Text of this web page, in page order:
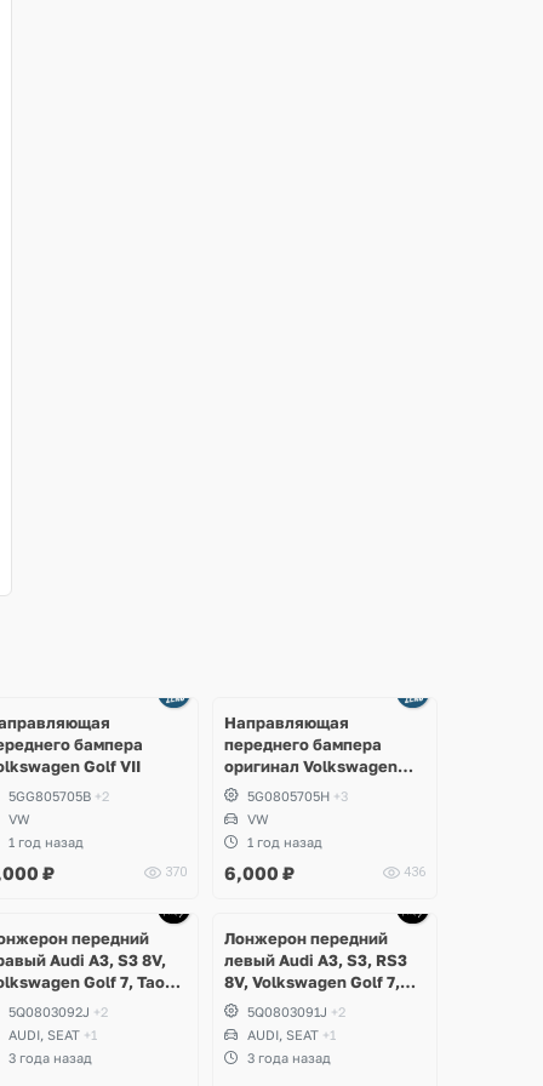
бампера
Golf VII
5GG805705B +2
VW
1 год назад
₽ 370
Направляющая
переднего бампера
оригинал Volkswagen
Golf 7 R, GTI
дорестайлинг
5G0805705H +3
VW
1 год назад
6,000 ₽ 436
передний
Audi A3, S3 8V,
Golf 7, Taos,
Leon
5Q0803092J +2
AUDI, SEAT +1
3 года назад
Лонжерон передний
левый Audi A3, S3, RS3
8V, Volkswagen Golf 7,
Taos, Seat Leon
5Q0803091J +2
AUDI, SEAT +1
3 года назад